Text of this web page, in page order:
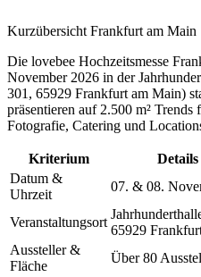
Kurzübersicht Frankfurt am Main
Die lovebee Hochzeitsmesse
November 2026 in der
301, 65929 Frankfurt am Main)
präsentieren auf 2.500 m²
Fotografie, Catering und
Kriterium
Datum &
Uhrzeit
07. & 08.
Veranstaltungsort
65929
Aussteller &
Fläche
Über 80